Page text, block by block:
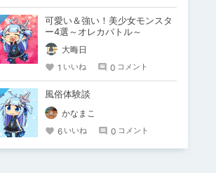
可愛い＆強い！美少女モンスタ
ー4選～オレカバトル～
大晦日
1 いいね 0 コメント
風俗体験談
かなまこ
6 いいね 0 コメント